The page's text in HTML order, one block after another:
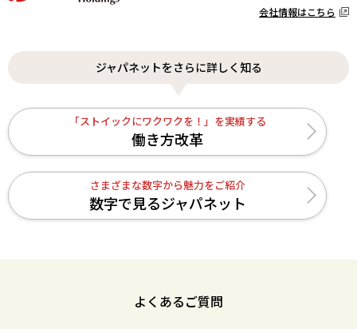
会社情報はこちら
ジャパネットをさらに詳しく知る
「ストイックにワクワクを！」を実績する
働き方改革
さまざまな数字から魅力をご紹介
数字で見るジャパネット
よくあるご質問